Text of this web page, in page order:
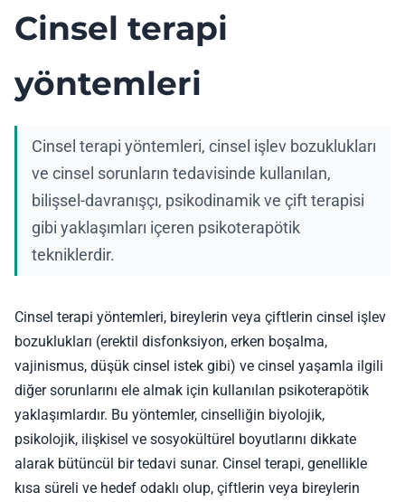
Cinsel terapi
yöntemleri
Cinsel terapi yöntemleri, cinsel işlev bozuklukları
ve cinsel sorunların tedavisinde kullanılan,
bilişsel-davranışçı, psikodinamik ve çift terapisi
gibi yaklaşımları içeren psikoterapötik
tekniklerdir.
Cinsel terapi yöntemleri, bireylerin veya çiftlerin cinsel işlev
bozuklukları (erektil disfonksiyon, erken boşalma,
vajinismus, düşük cinsel istek gibi) ve cinsel yaşamla ilgili
diğer sorunlarını ele almak için kullanılan psikoterapötik
yaklaşımlardır. Bu yöntemler, cinselliğin biyolojik,
psikolojik, ilişkisel ve sosyokültürel boyutlarını dikkate
alarak bütüncül bir tedavi sunar. Cinsel terapi, genellikle
kısa süreli ve hedef odaklı olup, çiftlerin veya bireylerin